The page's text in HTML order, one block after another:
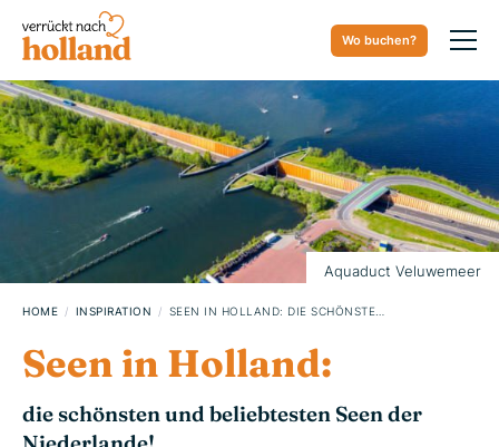
Wo buchen?
Aquaduct Veluwemeer
HOME INSPIRATION
Seen in Holland:
die schönsten und beliebtesten Seen der
17. APRIL 2024